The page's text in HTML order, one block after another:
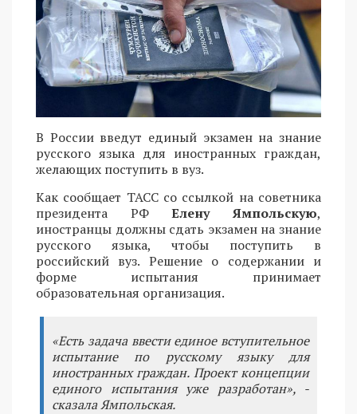
В России введут единый экзамен на знание
русского языка для иностранных граждан,
желающих поступить в вуз.
Как сообщает ТАСС со ссылкой на советника
президента РФЕлену Ямпольскую,
иностранцы должны сдать экзамен на знание
русского языка, чтобы поступить в
российский вуз. Решение о содержании и
форме испытания принимает
образовательная организация.
«Есть задача ввести единое вступительное
испытание по русскому языку для
иностранных граждан. Проект концепции
единого испытания уже разработан», -
сказала Ямпольская.